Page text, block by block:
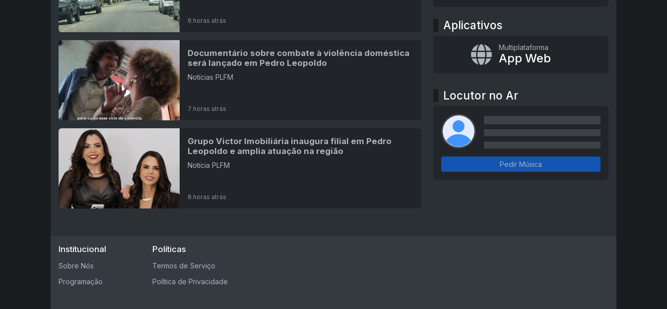
6 horas atrás
Documentário sobre combate à violência doméstica
será lançado em Pedro Leopoldo
Notícias PLFM
7 horas atrás
Grupo Victor Imobiliária inaugura filial em Pedro
Leopoldo e amplia atuação na região
Notícia PLFM
8 horas atrás
Aplicativos
Multiplataforma
App Web
Locutor no Ar
Pedir Música
Institucional
Sobre Nós
Programação
Políticas
Termos de Serviço
Política de Privacidade